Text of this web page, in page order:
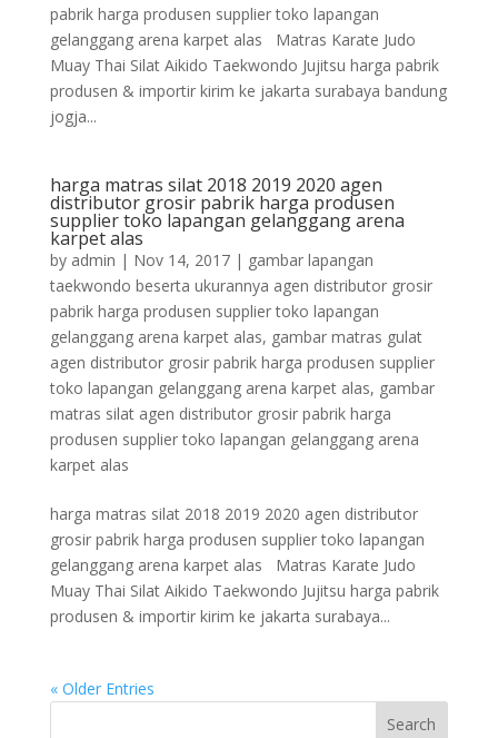
pabrik harga produsen supplier toko lapangan
gelanggang arena karpet alas Matras Karate Judo
Muay Thai Silat Aikido Taekwondo Jujitsu harga pabrik
produsen & importir kirim ke jakarta surabaya bandung
jogja...
harga matras silat 2018 2019 2020 agen
distributor grosir pabrik harga produsen
supplier toko lapangan gelanggang arena
karpet alas
by admin | Nov 14, 2017| gambar lapangan
taekwondo beserta ukurannya agen distributor grosir
pabrik harga produsen supplier toko lapangan
gelanggang arena karpet alas, gambar matras gulat
agen distributor grosir pabrik harga produsen supplier
toko lapangan gelanggang arena karpet alas, gambar
matras silat agen distributor grosir pabrik harga
produsen supplier toko lapangan gelanggang arena
karpet alas
harga matras silat 2018 2019 2020 agen distributor
grosir pabrik harga produsen supplier toko lapangan
gelanggang arena karpet alas Matras Karate Judo
Muay Thai Silat Aikido Taekwondo Jujitsu harga pabrik
produsen & importir kirim ke jakarta surabaya...
« Older Entries